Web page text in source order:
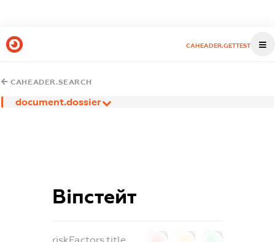
CAHEADER.GETTEST
CAHEADER.SEARCH
document.dossier
Віпстейт